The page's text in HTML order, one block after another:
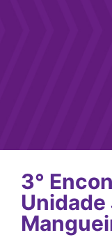
3°
Unidade